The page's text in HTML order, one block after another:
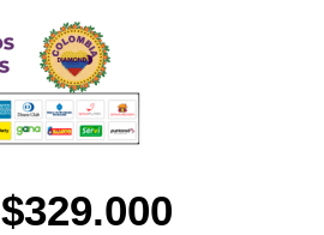
$329.000